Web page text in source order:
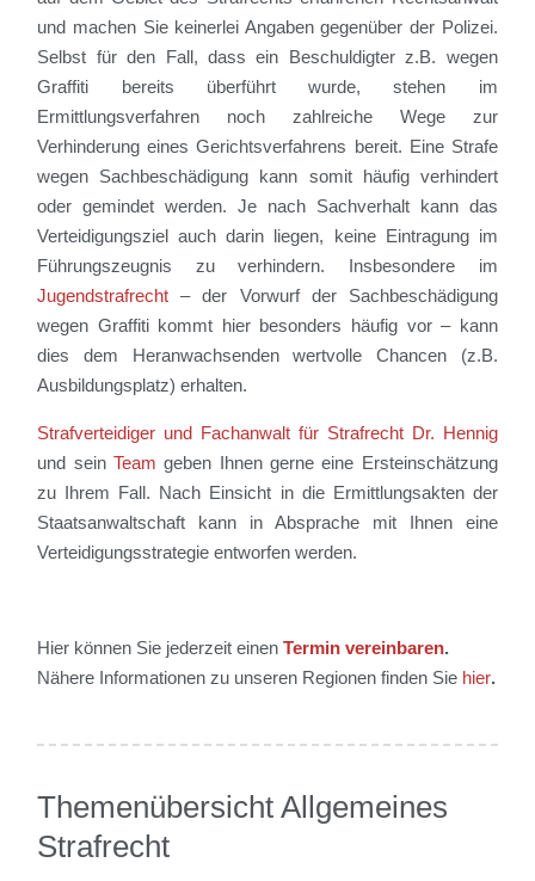
und machen Sie keinerlei Angaben gegenüber der Polizei.
Selbst für den Fall, dass ein Beschuldigter z.B. wegen
Graffiti bereits überführt wurde, stehen im
Ermittlungsverfahren noch zahlreiche Wege zur
Verhinderung eines Gerichtsverfahrens bereit. Eine Strafe
wegen Sachbeschädigung kann somit häufig verhindert
oder gemindet werden. Je nach Sachverhalt kann das
Verteidigungsziel auch darin liegen, keine Eintragung im
Führungszeugnis zu verhindern. Insbesondere im
Jugendstrafrecht – der Vorwurf der Sachbeschädigung
wegen Graffiti kommt hier besonders häufig vor – kann
dies dem Heranwachsenden wertvolle Chancen (z.B.
Ausbildungsplatz) erhalten.
Strafverteidiger und Fachanwalt für Strafrecht Dr. Hennig
und seinTeam geben Ihnen gerne eine Ersteinschätzung
zu Ihrem Fall. Nach Einsicht in die Ermittlungsakten der
Staatsanwaltschaft kann in Absprache mit Ihnen eine
Verteidigungsstrategie entworfen werden.
Hier können Sie jederzeit einenTermin vereinbaren.
Nähere Informationen zu unseren Regionen finden Sie hier.
Themenübersicht Allgemeines
Strafrecht